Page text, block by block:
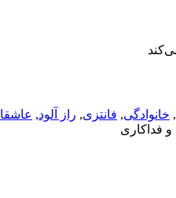
, خانوادگی, فانتزی, راز آلود,